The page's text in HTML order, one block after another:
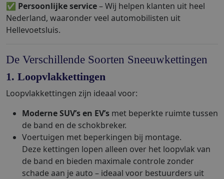
✅ Persoonlijke service– Wij helpen klanten uit heel
Nederland, waaronder veel automobilisten uit
Hellevoetsluis.
De Verschillende Soorten Sneeuwkettingen
1. Loopvlakkettingen
Loopvlakkettingen zijn ideaal voor:
Moderne SUV’s en EV’s met beperkte ruimte tussen
de band en de schokbreker.
Voertuigen met beperkingen bij montage.
Deze kettingen lopen alleen over het loopvlak van
de band en bieden maximale controle zonder
schade aan je auto – ideaal voor bestuurders uit